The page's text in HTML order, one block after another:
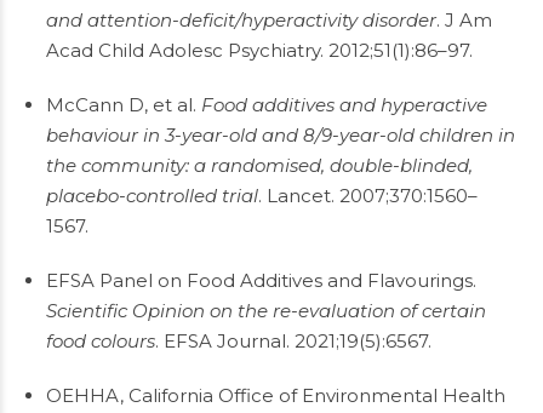
and attention-deficit/hyperactivity disorder. J Am
Acad Child Adolesc Psychiatry. 2012;51(1):86–97.
McCann D, et al. Food additives and hyperactive
behaviour in 3-year-old and 8/9-year-old children in
the community: a randomised, double-blinded,
placebo-controlled trial. Lancet. 2007;370:1560–
1567.
EFSA Panel on Food Additives and Flavourings.
Scientific Opinion on the re-evaluation of certain
food colours. EFSA Journal. 2021;19(5):6567.
OEHHA, California Office of Environmental Health